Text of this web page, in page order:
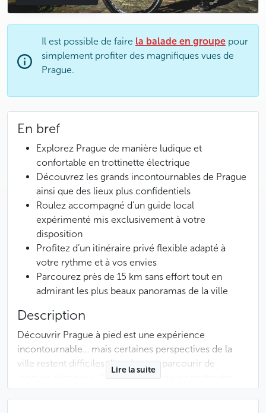
Il est possible de faire la balade en groupe pour
simplement profiter des magnifiques vues de
Prague.
En bref
Explorez Prague de manière ludique et
confortable en trottinette électrique
Découvrez les grands incontournables de Prague
ainsi que des lieux plus confidentiels
Roulez accompagné d’un guide local
expérimenté mis exclusivement à votre
disposition
Profitez d’un itinéraire privé flexible adapté à
votre rythme et à vos envies
Parcourez près de 15 km sans effort tout en
admirant les plus beaux panoramas de la ville
Description
Découvrir Prague à pied est une expérience
incontournable… mais certaines perspectives de la
ville restent difficiles d’accès sans parcourir de
longues distances. Cette visite privée en trottinette
électrique permet justement de découvrir Prague de
Lire la suite